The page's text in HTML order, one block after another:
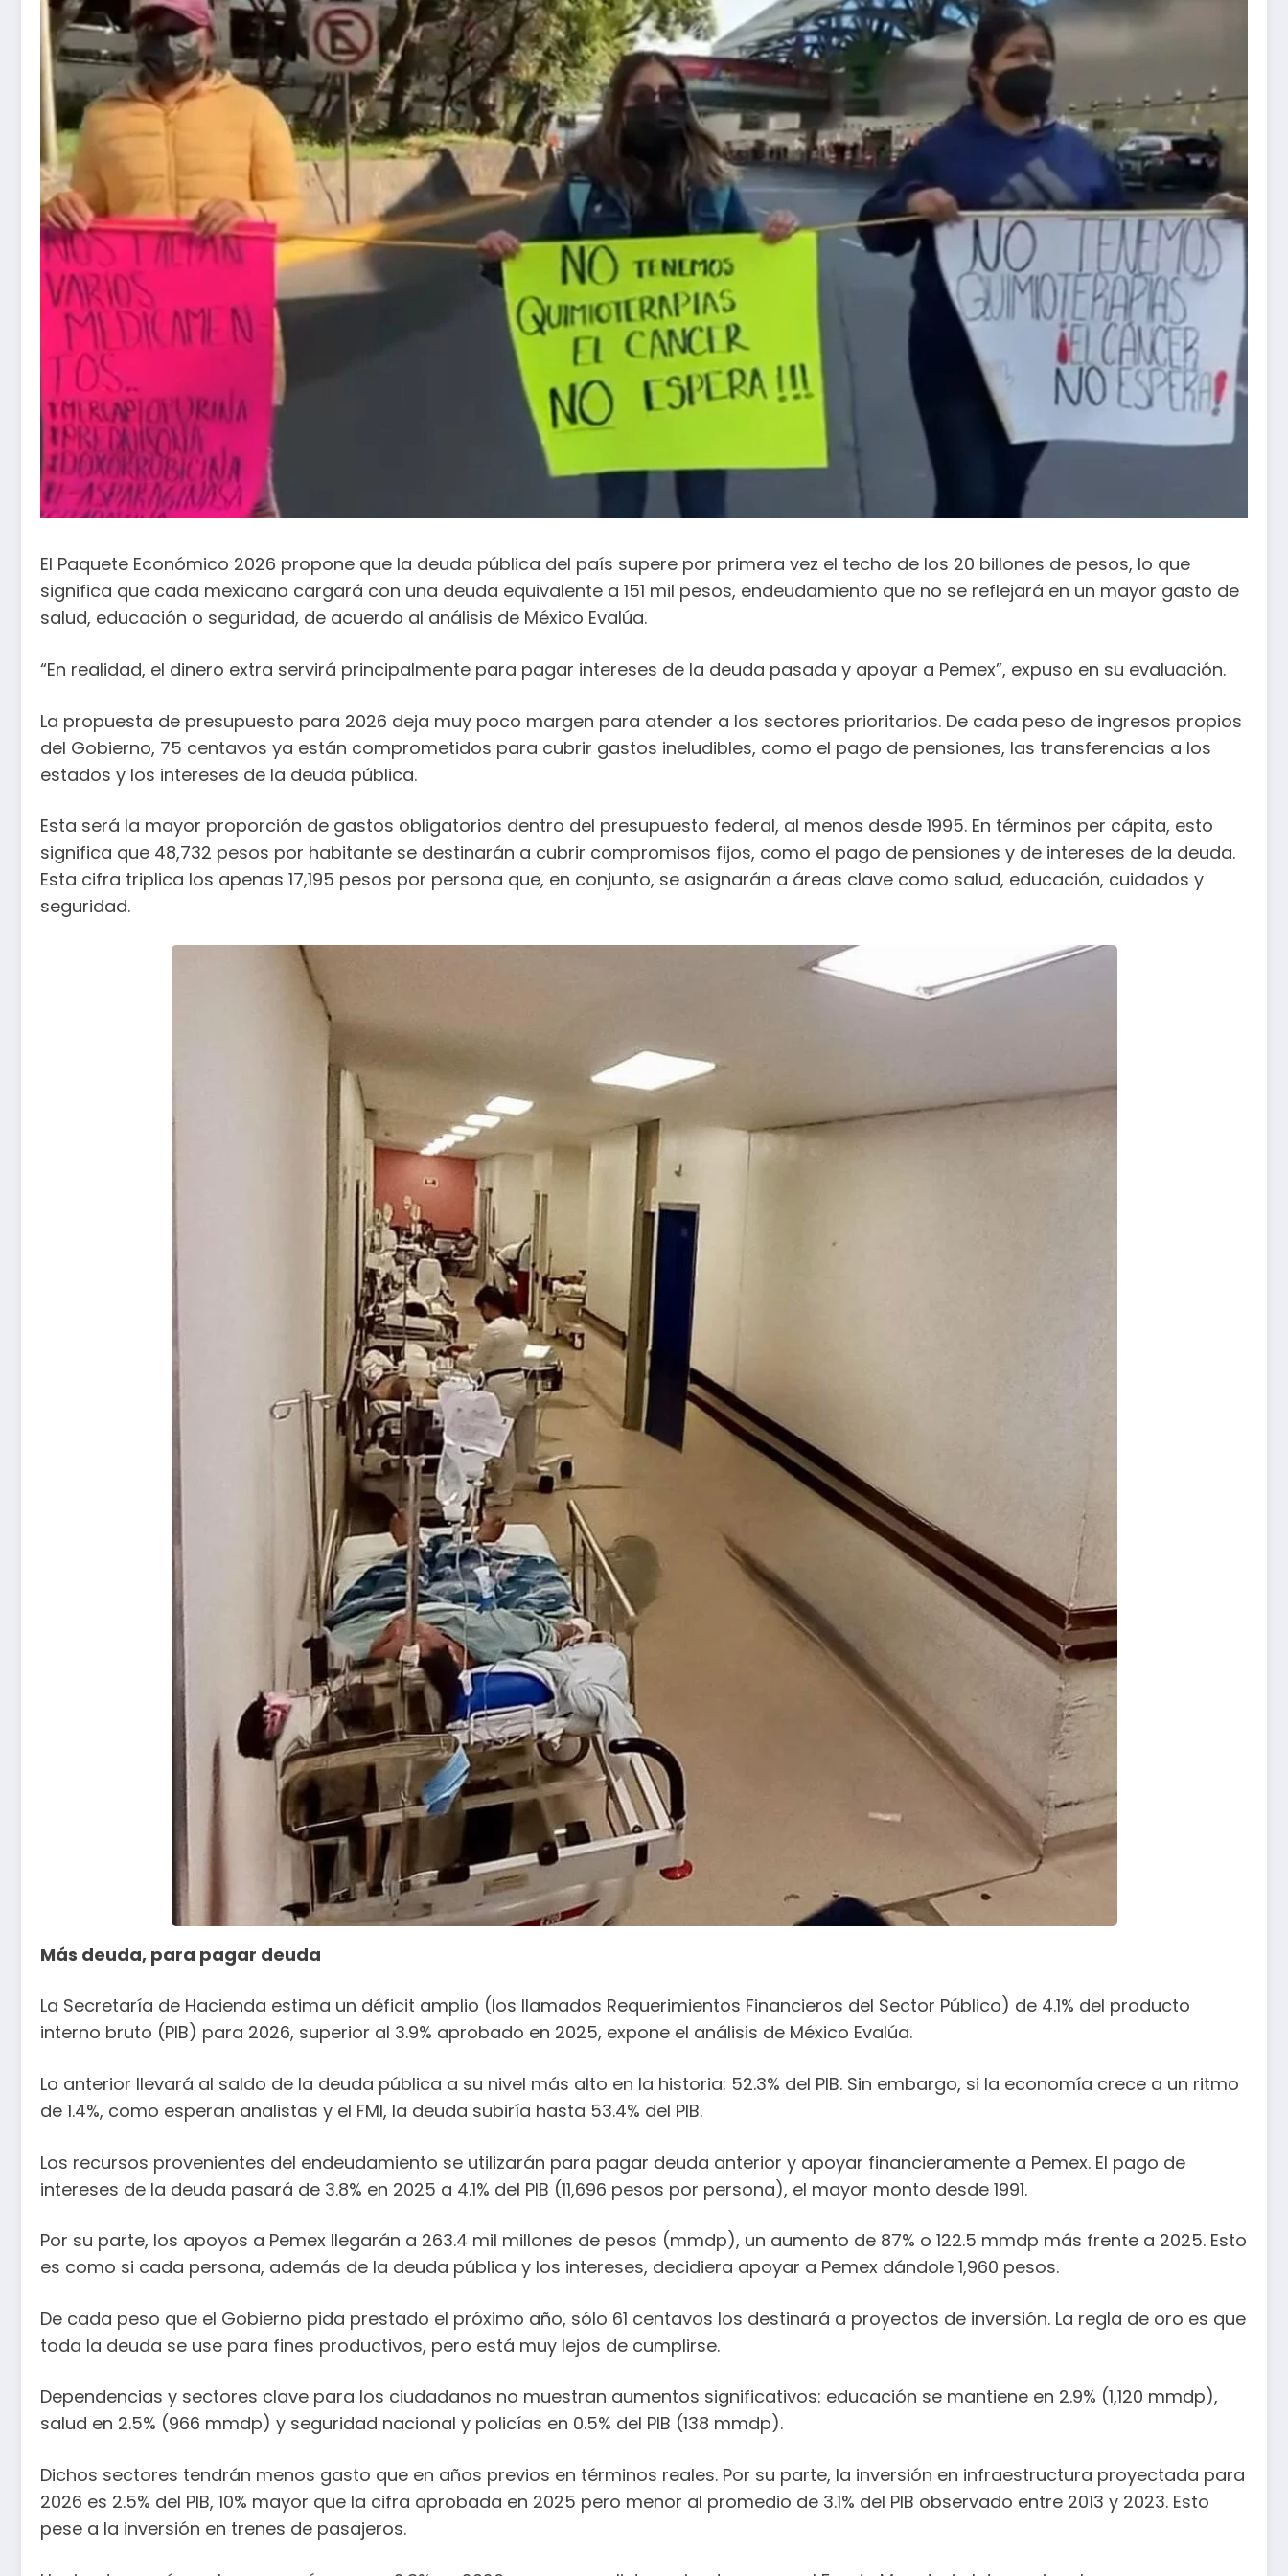
El Paquete Económico 2026 propone que la deuda pública del país supere por primera vez el techo de los 20 billones de pesos, lo que
significa que cada mexicano cargará con una deuda equivalente a 151 mil pesos, endeudamiento que no se reflejará en un mayor gasto de
salud, educación o seguridad, de acuerdo al análisis de México Evalúa.
“En realidad, el dinero extra servirá principalmente para pagar intereses de la deuda pasada y apoyar a Pemex”, expuso en su evaluación.
La propuesta de presupuesto para 2026 deja muy poco margen para atender a los sectores prioritarios. De cada peso de ingresos propios
del Gobierno, 75 centavos ya están comprometidos para cubrir gastos ineludibles, como el pago de pensiones, las transferencias a los
estados y los intereses de la deuda pública.
Esta será la mayor proporción de gastos obligatorios dentro del presupuesto federal, al menos desde 1995. En términos per cápita, esto
significa que 48,732 pesos por habitante se destinarán a cubrir compromisos fijos, como el pago de pensiones y de intereses de la deuda.
Esta cifra triplica los apenas 17,195 pesos por persona que, en conjunto, se asignarán a áreas clave como salud, educación, cuidados y
seguridad.
Más deuda, para pagar deuda
La Secretaría de Hacienda estima un déficit amplio (los llamados Requerimientos Financieros del Sector Público) de 4.1% del producto
interno bruto (PIB) para 2026, superior al 3.9% aprobado en 2025, expone el análisis de México Evalúa.
Lo anterior llevará al saldo de la deuda pública a su nivel más alto en la historia: 52.3% del PIB. Sin embargo, si la economía crece a un ritmo
de 1.4%, como esperan analistas y el FMI, la deuda subiría hasta 53.4% del PIB.
Los recursos provenientes del endeudamiento se utilizarán para pagar deuda anterior y apoyar financieramente a Pemex. El pago de
intereses de la deuda pasará de 3.8% en 2025 a 4.1% del PIB (11,696 pesos por persona), el mayor monto desde 1991.
Por su parte, los apoyos a Pemex llegarán a 263.4 mil millones de pesos (mmdp), un aumento de 87% o 122.5 mmdp más frente a 2025. Esto
es como si cada persona, además de la deuda pública y los intereses, decidiera apoyar a Pemex dándole 1,960 pesos.
De cada peso que el Gobierno pida prestado el próximo año, sólo 61 centavos los destinará a proyectos de inversión. La regla de oro es que
toda la deuda se use para fines productivos, pero está muy lejos de cumplirse.
Dependencias y sectores clave para los ciudadanos no muestran aumentos significativos: educación se mantiene en 2.9% (1,120 mmdp),
salud en 2.5% (966 mmdp) y seguridad nacional y policías en 0.5% del PIB (138 mmdp).
Dichos sectores tendrán menos gasto que en años previos en términos reales. Por su parte, la inversión en infraestructura proyectada para
2026 es 2.5% del PIB, 10% mayor que la cifra aprobada en 2025 pero menor al promedio de 3.1% del PIB observado entre 2013 y 2023. Esto
pese a la inversión en trenes de pasajeros.